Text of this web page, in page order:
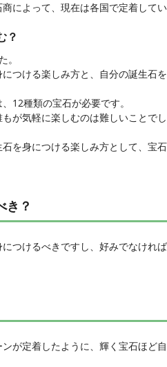
によって、現在は各国で定着して
？
。
つける楽しみ方と、自分の誕生石
12種類の宝石が必要です。
が気軽に楽しむのは難しいことで
を身につける楽しみ方として、宝
き？
つけるべきですし、好みでなけれ
が定着したように、輝く宝石ほど